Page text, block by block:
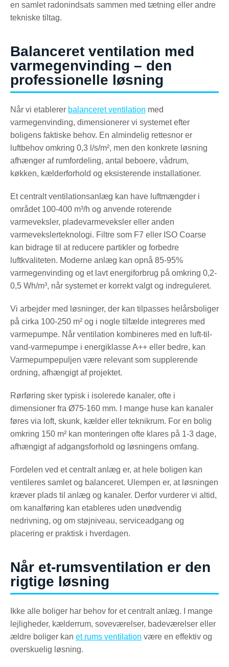
en samlet radonindsats sammen med tætning eller andre
tekniske tiltag.
Balanceret ventilation med
varmegenvinding – den
professionelle løsning
Når vi etablerer balanceret ventilation med
varmegenvinding, dimensionerer vi systemet efter
boligens faktiske behov. En almindelig rettesnor er
luftbehov omkring 0,3 l/s/m², men den konkrete løsning
afhænger af rumfordeling, antal beboere, vådrum,
køkken, kælderforhold og eksisterende installationer.
Et centralt ventilationsanlæg kan have luftmængder i
området 100-400 m³/h og anvende roterende
varmeveksler, pladevarmeveksler eller anden
varmevekslerteknologi. Filtre som F7 eller ISO Coarse
kan bidrage til at reducere partikler og forbedre
luftkvaliteten. Moderne anlæg kan opnå 85-95%
varmegenvinding og et lavt energiforbrug på omkring 0,2-
0,5 Wh/m³, når systemet er korrekt valgt og indreguleret.
Vi arbejder med løsninger, der kan tilpasses helårsboliger
på cirka 100-250 m² og i nogle tilfælde integreres med
varmepumpe. Når ventilation kombineres med en luft-til-
vand-varmepumpe i energiklasse A++ eller bedre, kan
Varmepumpepuljen være relevant som supplerende
ordning, afhængigt af projektet.
Rørføring sker typisk i isolerede kanaler, ofte i
dimensioner fra Ø75-160 mm. I mange huse kan kanaler
føres via loft, skunk, kælder eller teknikrum. For en bolig
omkring 150 m² kan monteringen ofte klares på 1-3 dage,
afhængigt af adgangsforhold og løsningens omfang.
Fordelen ved et centralt anlæg er, at hele boligen kan
ventileres samlet og balanceret. Ulempen er, at løsningen
kræver plads til anlæg og kanaler. Derfor vurderer vi altid,
om kanalføring kan etableres uden unødvendig
nedrivning, og om støjniveau, serviceadgang og
placering er praktisk i hverdagen.
Når et-rumsventilation er den
rigtige løsning
Ikke alle boliger har behov for et centralt anlæg. I mange
lejligheder, kælderrum, soveværelser, badeværelser eller
ældre boliger kan et rums ventilation være en effektiv og
overskuelig løsning.